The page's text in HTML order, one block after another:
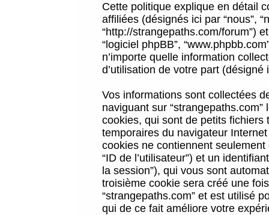
Cette politique explique en détail
affiliées (désignés ici par “nous”,
“http://strangepaths.com/forum”)
“logiciel phpBB”,
n’importe quelle information
d’utilisation de votre part (désigné
Vos informations sont collectées
naviguant sur
cookies, qui sont de petits
temporaires du navigateur
cookies ne contiennent
“ID de l’utilisateur”) et un
la session”), qui vous sont
troisième cookie sera créé une
“strangepaths.com” et est utilisé
qui de ce fait améliore votre